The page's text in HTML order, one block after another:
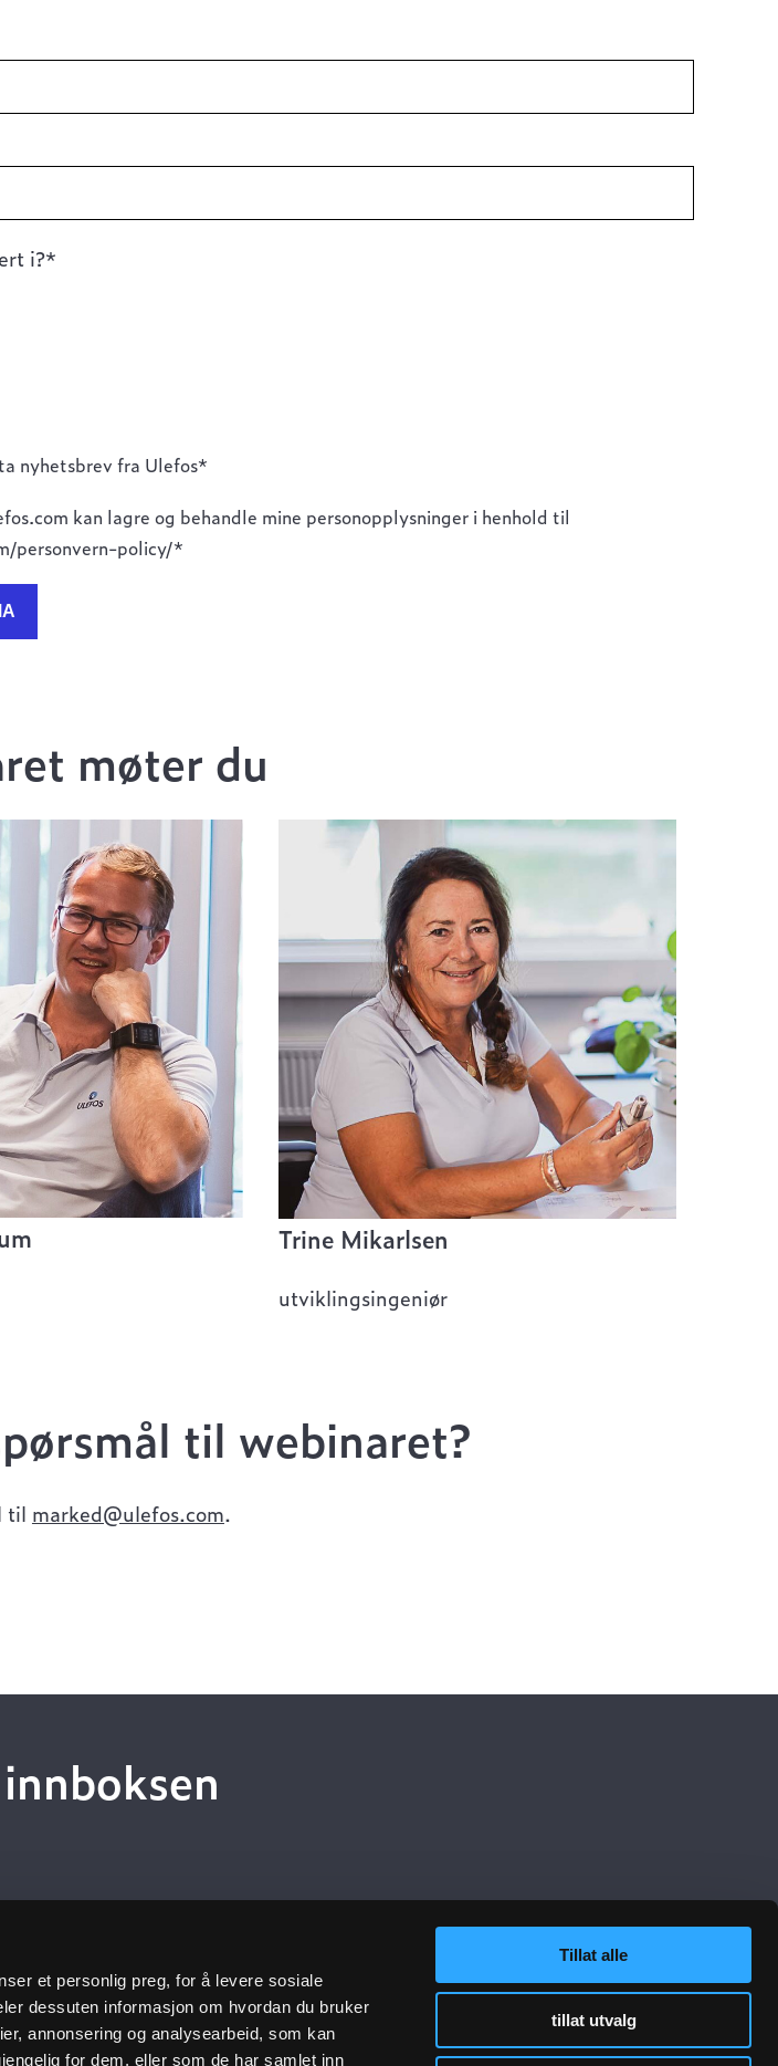
et personlig preg, for å levere sosiale
dessuten informasjon om hvordan du bruker
annonsering og analysearbeid, som kan
for dem, eller som de har samlet inn
Tillat alle
tillat utvalg
i?*
nyhetsbrev fra Ulefos*
kan lagre og behandle mine personopplysninger i henhold til
personvern-policy/*
møter du
Trine Mikarlsen
utviklingsingeniør
til webinaret?
til marked@ulefos.com.
oss
Nyttige lenker
Dokumentasjon VA-teknikk
Dokumentasjon Gategods
Følg oss